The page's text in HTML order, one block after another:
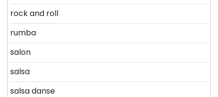
rock and roll
rumba
salon
salsa
salsa danse